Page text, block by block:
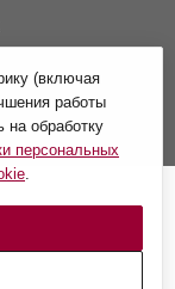
по стоимости
офертой.
(включая
работы
обработку
персональных
.